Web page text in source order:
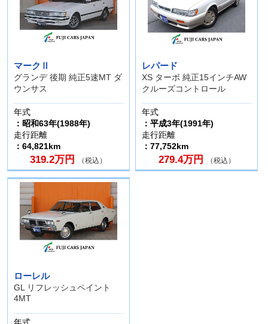
マークⅡ
グランデ 後期 純正5速MT ダ
ウンサス
年式
：昭和63年(1988年)
走行距離
：64,821km
319.2万円 （税込）
レパード
XS ターボ 純正15インチAW
クルーズコントロール
年式
：平成3年(1991年)
走行距離
：77,752km
279.4万円 （税込）
ローレル
GL リフレッシュペイント
4MT
年式